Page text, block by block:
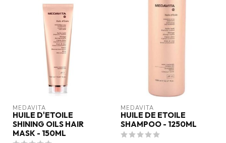
MEDAVITA
HUILE D'ETOILE
SHINING OILS HAIR
MASK - 150ML
MEDAVITA
HUILE DE ETOILE
SHAMPOO - 1250ML